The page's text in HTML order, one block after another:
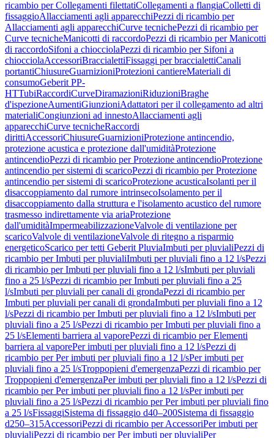
ricambio per Collegamenti filettatiCollegamenti a flangiaColletti di
fissaggioAllacciamenti agli apparecchiPezzi di ricambio per
Allacciamenti agli apparecchiCurve tecnichePezzi di ricambio per
Curve tecnicheManicotti di raccordoPezzi di ricambio per Manicotti
di raccordoSifoni a chiocciolaPezzi di ricambio per Sifoni a
chiocciolaAccessoriBraccialettiFissaggi per braccialettiCanali
portantiChiusureGuarnizioniProtezioni cantiereMateriali di
consumoGeberit PP-
HTTubiRaccordiCurveDiramazioniRiduzioniBraghe
d'ispezioneAumentiGiunzioniAdattatori per il collegamento ad altri
materialiCongiunzioni ad innestoAllacciamenti agli
apparecchiCurve tecnicheRaccordi
dirittiAccessoriChiusureGuarnizioniProtezione antincendio,
protezione acustica e protezione dall'umiditàProtezione
antincendioPezzi di ricambio per Protezione antincendioProtezione
antincendio per sistemi di scaricoPezzi di ricambio per Protezione
antincendio per sistemi di scaricoProtezione acusticaIsolanti per il
disaccoppiamento dal rumore intrinsecoIsolamento per il
disaccoppiamento dalla struttura e l'isolamento acustico del rumore
trasmesso indirettamente via ariaProtezione
dall'umiditàImpermeabilizzazioneValvole di ventilazione per
scaricoValvole di ventilazioneValvole di ritegno a risparmio
energeticoScarico per tetti Geberit PluviaImbuti per pluvialiPezzi di
ricambio per Imbuti per pluvialiImbuti per pluviali fino a 12 l/sPezzi
di ricambio per Imbuti per pluviali fino a 12 l/sImbuti per pluviali
fino a 25 l/sPezzi di ricambio per Imbuti per pluviali fino a 25
l/sImbuti per pluviali per canali di grondaPezzi di ricambio per
Imbuti per pluviali per canali di grondaImbuti per pluviali fino a 12
l/sPezzi di ricambio per Imbuti per pluviali fino a 12 l/sImbuti per
pluviali fino a 25 l/sPezzi di ricambio per Imbuti per pluviali fino a
25 l/sElementi barriera al vaporePezzi di ricambio per Elementi
barriera al vaporePer imbuti per pluviali fino a 12 l/sPezzi di
ricambio per Per imbuti per pluviali fino a 12 l/sPer imbuti per
pluviali fino a 25 l/sTroppopieni d'emergenzaPezzi di ricambio per
Troppopieni d'emergenzaPer imbuti per pluviali fino a 12 l/sPezzi di
ricambio per Per imbuti per pluviali fino a 12 l/sPer imbuti per
pluviali fino a 25 l/sPezzi di ricambio per Per imbuti per pluviali fino
a 25 l/sFissaggiSistema di fissaggio d40–200Sistema di fissaggio
d250–315AccessoriPezzi di ricambio per AccessoriPer imbuti per
pluvialiPezzi di ricambio per Per imbuti per pluvialiPer